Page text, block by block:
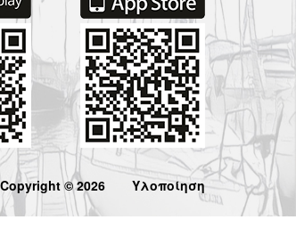
Copyright © 2026 Υλοποίηση